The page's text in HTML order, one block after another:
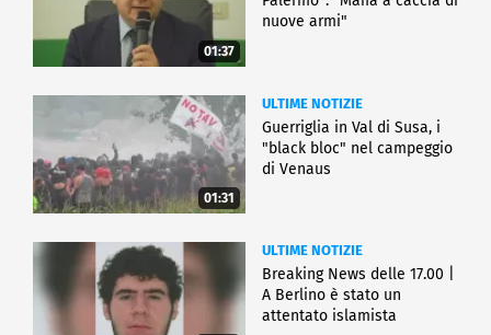
01:37
nuove armi"
01:31
ULTIME NOTIZIE
Guerriglia in Val di Susa, i
"black bloc" nel campeggio
di Venaus
ULTIME NOTIZIE
Breaking News delle 17.00 |
A Berlino è stato un
attentato islamista